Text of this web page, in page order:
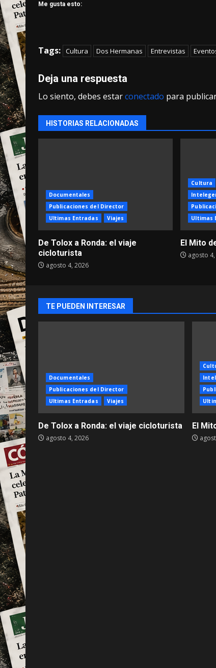
Me gusta esto:
Tags: Cultura Dos Hermanas Entrevistas
Deja una respuesta
Lo siento, debes estarconectado para
HISTORIAS RELACIONADAS
Documentales
Publicaciones del Director
Ultimas Entradas
Viajes
De Tolox a Ronda: el viaje
cicloturista
agosto 4, 2026
Cultura
Ultimas
El Mito
agosto
TE PUEDEN INTERESAR
Documentales
Publicaciones del Director
Ultimas Entradas
Viajes
De Tolox a Ronda: el viaje cicloturista
agosto 4, 2026
El